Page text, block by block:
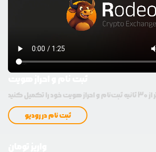
ثبت نام در رودیو